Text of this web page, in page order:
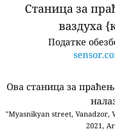
Станица за
ваздуха
Податке
Ова станица за
"Myasnikyan street, Vanadzor,
2021,